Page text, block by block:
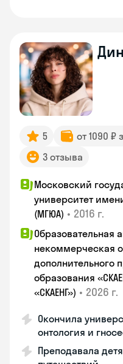
5 от 1090 ₽
3 отзыва
Московский
университет
(МГЮА) • 2016 г.
Образовательная
некоммерческая
дополнительного
образования
«СКАЕНГ») • 2026 г.
Окончила
онтология и
Преподавала